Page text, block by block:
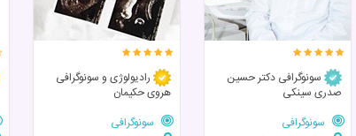
سونوگرافی دکتر حسین
صدری سینکی
سونوگرافی
رادیولوژی و سونوگرافی
هروی حکیمان
سونوگرافی